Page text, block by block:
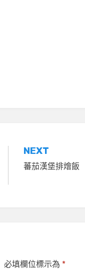
NEXT
蕃茄漢堡排燴飯
必填欄位標示為 *